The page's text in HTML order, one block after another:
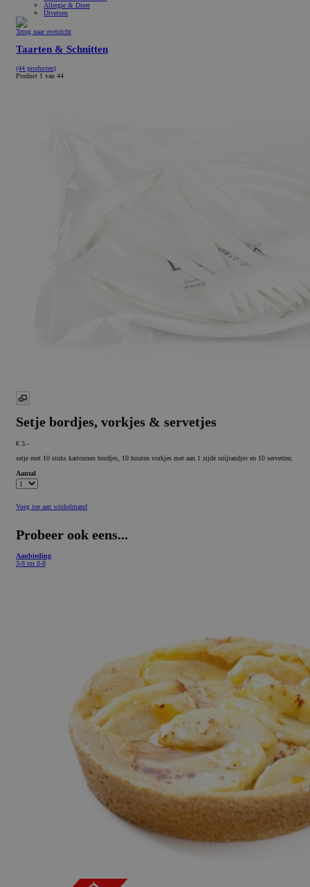
Allergie & Dieet
Diversen
Terug naar overzicht
Taarten & Schnitten
(44 producten)
Product 1 van 44
Setje bordjes, vorkjes & servetjes
€ 3.-
setje met 10 stuks kartonnen bordjes, 10 houten vorkjes met aan 1 zijde snijtandjes en 10 servetten.
Aantal
Voeg toe aan winkelmand
Probeer ook eens...
Aanbieding
3-8 tm 8-8